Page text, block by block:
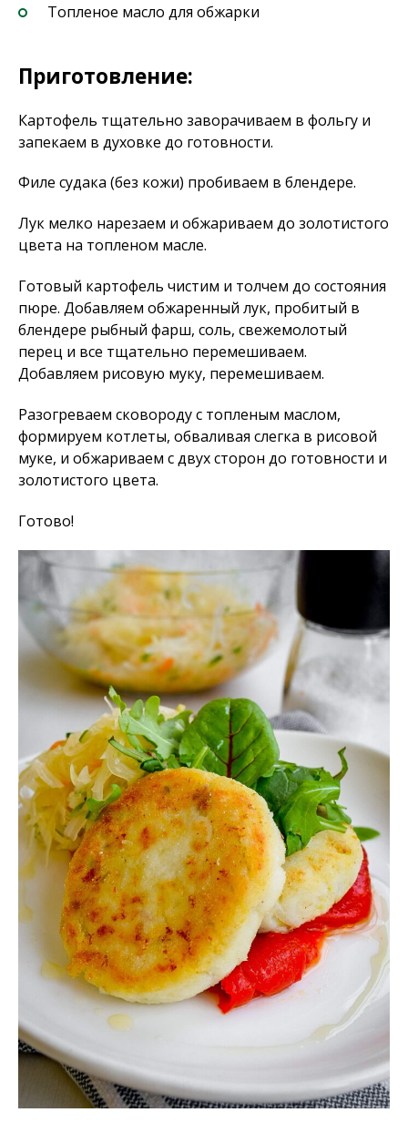
Топленое масло для обжарки
Приготовление:
Картофель тщательно заворачиваем в фольгу и
запекаем в духовке до готовности.
Филе судака (без кожи) пробиваем в блендере.
Лук мелко нарезаем и обжариваем до золотистого
цвета на топленом масле.
Готовый картофель чистим и толчем до состояния
пюре. Добавляем обжаренный лук, пробитый в
блендере рыбный фарш, соль, свежемолотый
перец и все тщательно перемешиваем.
Добавляем рисовую муку, перемешиваем.
Разогреваем сковороду с топленым маслом,
формируем котлеты, обваливая слегка в рисовой
муке, и обжариваем с двух сторон до готовности и
золотистого цвета.
Готово!